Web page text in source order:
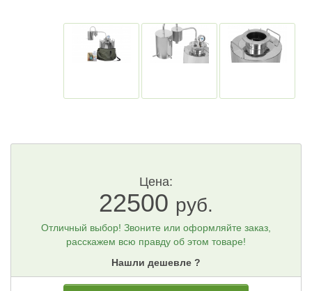
Цена:
22500 руб.
Отличный выбор! Звоните или оформляйте заказ,
расскажем всю правду об этом товаре!
Нашли дешевле ?